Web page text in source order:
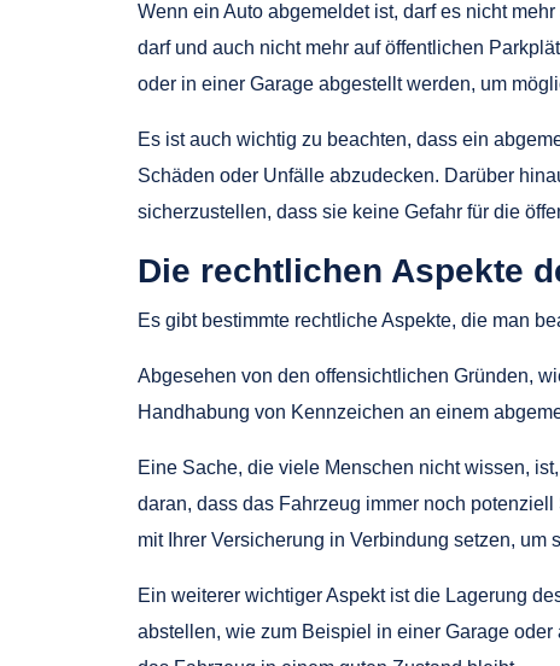
Wenn ein Auto abgemeldet ist, darf es nicht
darf und auch nicht mehr auf öffentlichen
oder in einer Garage abgestellt werden, um
Es ist auch wichtig zu beachten, dass ein
Schäden oder Unfälle abzudecken. Darüber
sicherzustellen, dass sie keine Gefahr für die
Die rechtlichen Aspekte
Es gibt bestimmte rechtliche Aspekte, die man
Abgesehen von den offensichtlichen Gründen,
Handhabung von Kennzeichen an einem
Eine Sache, die viele Menschen nicht wissen,
daran, dass das Fahrzeug immer noch
mit Ihrer Versicherung in Verbindung setzen,
Ein weiterer wichtiger Aspekt ist die Lagerung
abstellen, wie zum Beispiel in einer Garage